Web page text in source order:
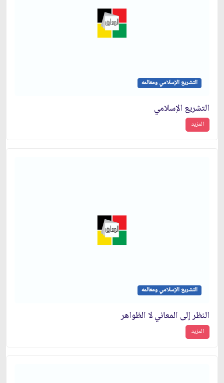
التشريع الإسلامي ومعالمه
التشريع الاِسلامي
المزيد
التشريع الإسلامي ومعالمه
النظر إلى المعاني لا الظواهر
المزيد